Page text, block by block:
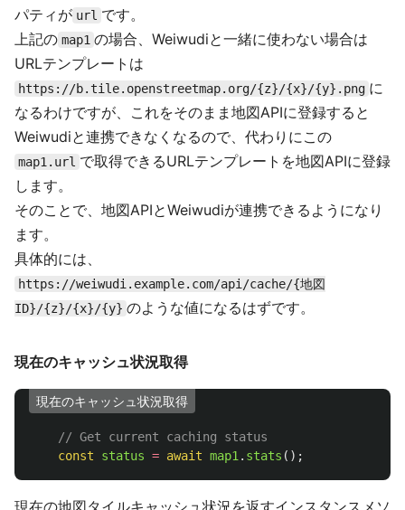
パティが url です。
上記の map1 の場合、Weiwudiと一緒に使わない場合は
URLテンプレートは
https://b.tile.openstreetmap.org/{z}/{x}/{y}.png に
なるわけですが、これをそのまま地図APIに登録すると
Weiwudiと連携できなくなるので、代わりにこの
map1.url で取得できるURLテンプレートを地図APIに登録
します。
そのことで、地図APIとWeiwudiが連携できるようになり
ます。
具体的には、
https://weiwudi.example.com/api/cache/{地図
ID}/{z}/{x}/{y} のような値になるはずです。
現在のキャッシュ状況取得
現在のキャッシュ状況取得
// Get current caching status
const
status = await map1 . stats ();
現在の地図タイルキャッシュ状況を返すインスタンスメソ